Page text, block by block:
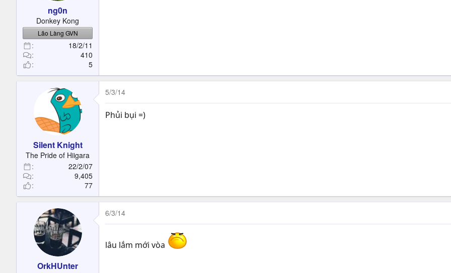
ng0n
Donkey Kong
Lão Làng GVN
18/2/11
410
5
Silent Knight
The Pride of Hiigara
22/2/07
9,405
77
5/3/14
Phủi bụi =)
OrkHUnter
6/3/14
lâu lắm mới vòa